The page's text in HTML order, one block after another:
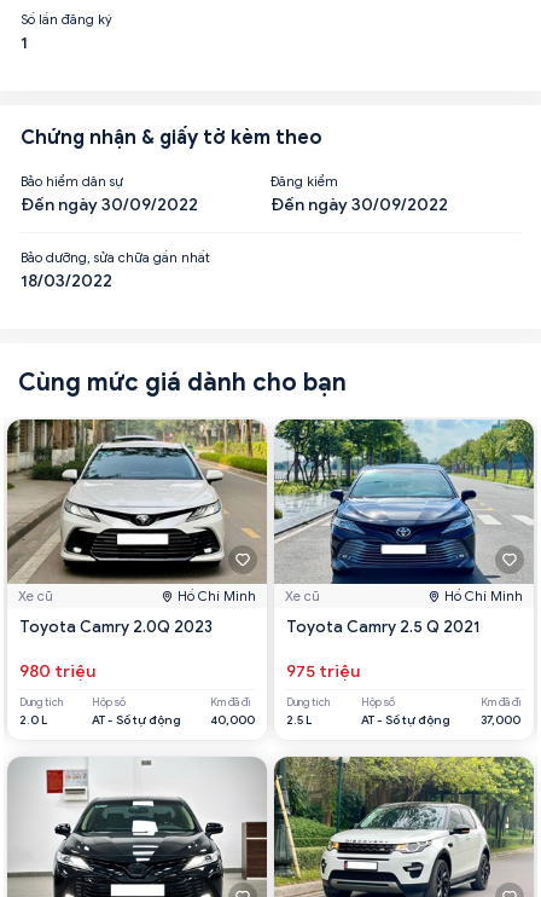
Số lần đăng ký
1
Chứng nhận & giấy tờ kèm theo
Bảo hiểm dân sự
Đến ngày 30/09/2022
Đăng kiểm
Đến ngày 30/09/2022
Bảo dưỡng, sửa chữa gần nhất
18/03/2022
Cùng mức giá dành cho bạn
Xe cũ Hồ Chí Minh
Toyota Camry 2.0Q 2023
980 triệu
Dung tích
2.0 L
Hộp số
AT - Số tự động
Km đã đi
40,000
Xe cũ Hồ Chí Minh
Toyota Camry 2.5 Q 2021
975 triệu
Dung tích
2.5 L
Hộp số
AT - Số tự động
Km đã đi
37,000